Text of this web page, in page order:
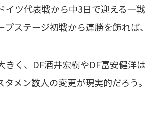
ツ代表戦から中3日で迎える一
ステージ初戦から連勝を飾れば
く、DF酒井宏樹やDF冨安健洋
タメン数人の変更が現実的だろ